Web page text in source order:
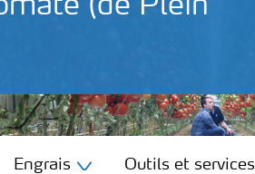
(de Plein
Engrais Outils et services